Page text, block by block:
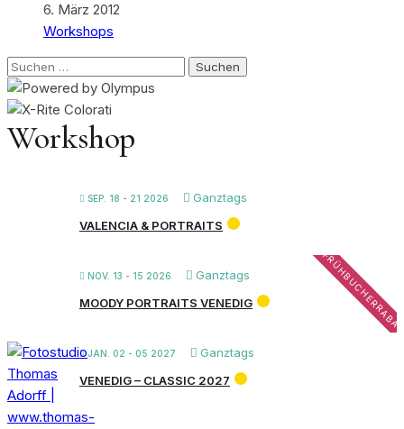
6. März 2012
Workshops
Suchen
nach:
Workshop
SEP. 18 - 21 2026
Ganztags
VALENCIA & PORTRAITS
NOV. 13 - 15 2026 Ganztags
MOODY PORTRAITS VENEDIG
JAN. 02 - 05 2027
Ganztags
VENEDIG – CLASSIC 2027